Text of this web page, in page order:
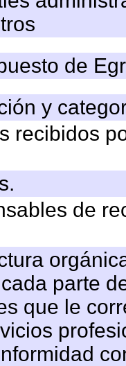
de
y
recibidos
de
parte
que le